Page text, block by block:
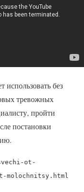
без
тревожных
пройти
постановки
ot-
molochnitsy.html